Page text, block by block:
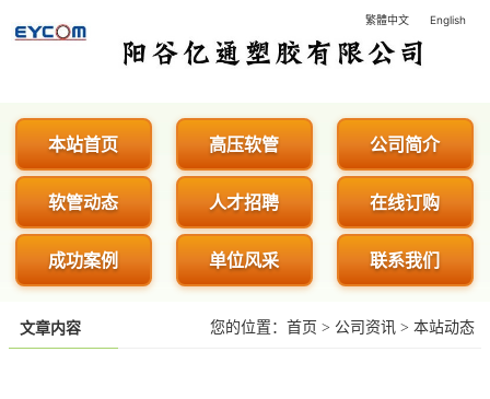
阳谷亿通塑胶有限公司 - 专业生产
繁體中文 English
本站首页 高压软管 公司简介
软管动态 人才招聘 在线订购
成功案例 单位风采 联系我们
文章内容 您的位置： 首页 > 公司资讯 > 本站动态